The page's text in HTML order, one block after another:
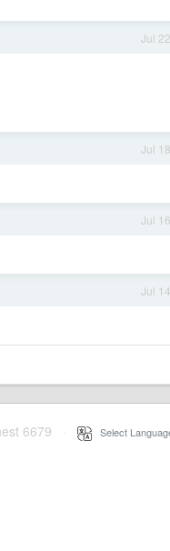
Jul 22
Jul 18
Jul 16
Jul 14
6679 Select